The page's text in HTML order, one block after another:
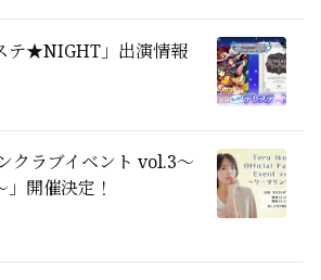
テ★NIGHT」出演情報
クラブイベント vol.3〜
開催決定！